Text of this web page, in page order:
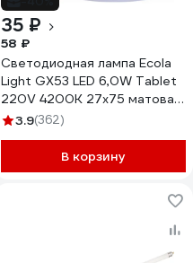
35 ₽
58 ₽
Светодиодная лампа Ecola
Light GX53 LED 6,0W Tablet
220V 4200K 27x75 матовая
30000h T5MV60ELC
3.9(362)
В корзину